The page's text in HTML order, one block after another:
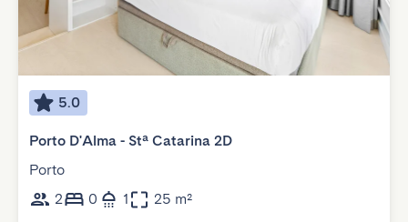
5.0
Porto D'Alma - Stª Catarina 2D
Porto
2
0 1 25 m²